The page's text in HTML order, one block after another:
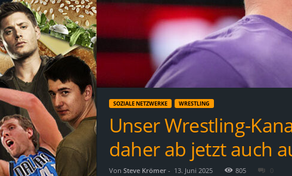
.
e
i
SOZIALE NETZWERKE WRESTLING
Unser Wrestling-
daher ab jetzt auch
Von Steve Krömer- 13. Juni 2025 805 0